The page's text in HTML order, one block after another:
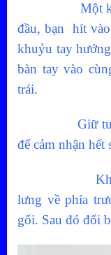
Một khi
đầu, bạn hít
khuỷu tay
bàn tay vào
trái.
Giữ tư thế ít
để cảm nhận hết
Khi
lưng về phía
gối. Sau đó đổi